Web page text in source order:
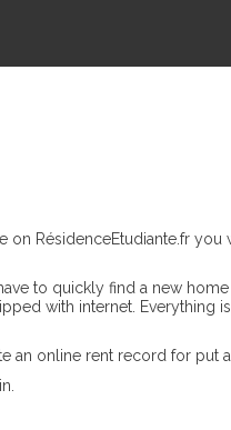
on RésidenceEtudiante.fr
to quickly find a new
with internet. Everything
online rent record for put